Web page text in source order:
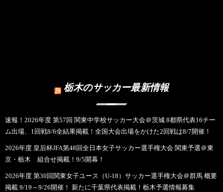
栃木のサッカー最新情報
速報！2026年度 第57回 関東中学校サッカー大会＠茨城 8都県代表16チー
ム出場、1回戦8/6全結果掲載！全国大会出場をかけた2回戦は8/7開催！
2026年度 皇后杯JFA第48回全日本女子サッカー選手権大会 関東予選＠東
京・栃木 組合せ掲載！9/5開幕！
2026年度 第30回関東女子ユース（U-18）サッカー選手権大会＠群馬 概要
掲載 9/19～9/26開催！ 新たに千葉県代表掲載！栃木予選情報募集